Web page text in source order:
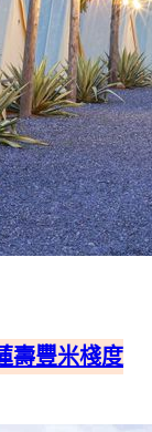
壽豐米棧度